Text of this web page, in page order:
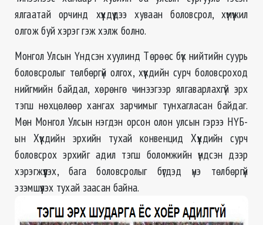
ялгаатай орчинд хүүхдүүдээ хуваан боловсрол, хүмүүжил
олгож буй хэрэг гэж хэлж болно.
Монгол Улсын Үндсэн хуулинд Төрөөс бүх нийтийн суурь
боловсролыг төлбөргүй олгох, хүүхдийн сурч боловсроход
нийгмийн байдал, хөрөнгө чинээгээр ялгаварлахгүй эрх
тэгш нөхцөлөөр хангах зарчимыг тунхагласан байдаг.
Мөн Монгол Улсын нэгдэн орсон олон улсын гэрээ НҮБ-
ын Хүүхдийн эрхийн тухай конвенцид Хүүхдийн сурч
боловсрох эрхийг адил тэгш боломжийн үндсэн дээр
хэрэгжүүлэх, бага боловсролыг бүгдэд үнэ төлбөргүй
эзэмшүүлэх тухай заасан байна.